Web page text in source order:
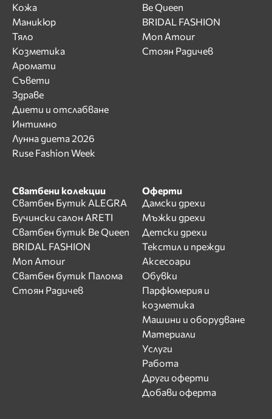
Кожа
Маникюр
Тяло
Козметика
Аромати
Съвети
Здраве
Диети и отслабване
Интимно
Лунна диета 2026
Ruse Fashion Week
Be Queen
BRIDAL FASHION
Mon Amour
Стоян Радичев
Сватбени колекции
Сватбен Бутик ALEGRA
Бучински салон ARETI
Сватбен бутик Be Queen
BRIDAL FASHION
Mon Amour
Сватбен бутик Палома
Стоян Радичев
Оферти
Дамски дрехи
Мъжки дрехи
Детски дрехи
Текстил и прежди
Аксесоари
Обувки
Парфюмерия и
козметика
Машини и оборудване
Материали
Услуги
Работа
Други оферти
Добави оферта